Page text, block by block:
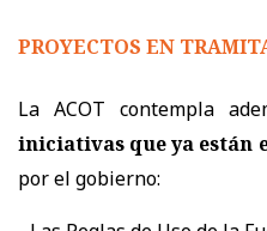
PROYECTOS EN
La ACOT contempla
iniciativas que ya están
por el gobierno: